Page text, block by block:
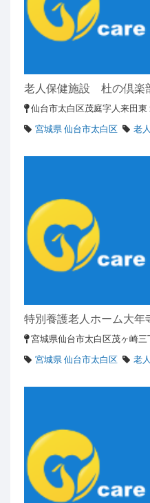
老人保健施設 杜の倶楽
仙台市太白区茂庭字人来田
宮城県 仙台市太白区
老
特別養護老人ホーム大年
宮城県仙台市太白区茂ヶ崎
宮城県 仙台市太白区
老